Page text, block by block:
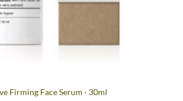
Firming Face Serum · 30ml